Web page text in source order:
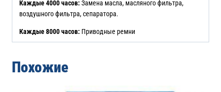
Каждые 4000 часов: Замена масла, масляного фильтра,
воздушного фильтра, сепаратора.
Каждые 8000 часов: Приводные ремни
Похожие